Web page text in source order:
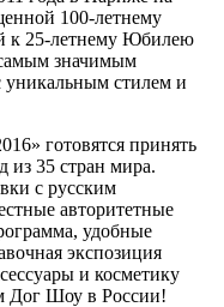
100-летнему
к 25-летнему Юбилею
значимым
уникальным стилем и
готовятся принять
из 35 стран мира.
с русским
авторитетные
удобные
экспозиция
и косметику
Дог Шоу в России!